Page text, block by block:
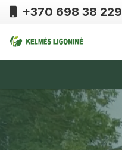
+370 698 38 229